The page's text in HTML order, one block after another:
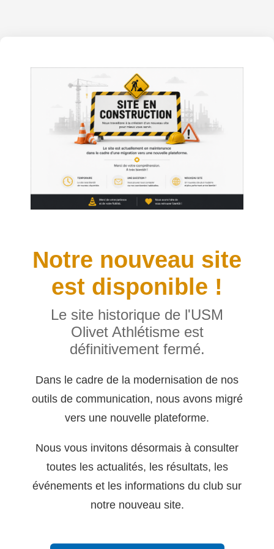
Notre nouveau site
est disponible !
Le site historique de l'USM
Olivet Athlétisme est
définitivement fermé.
Dans le cadre de la modernisation de nos
outils de communication, nous avons migré
vers une nouvelle plateforme.
Nous vous invitons désormais à consulter
toutes les actualités, les résultats, les
événements et les informations du club sur
notre nouveau site.